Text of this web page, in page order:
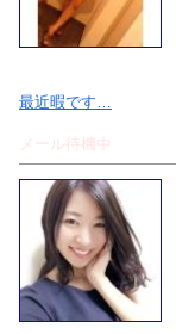
最近暇です…
メール待機中